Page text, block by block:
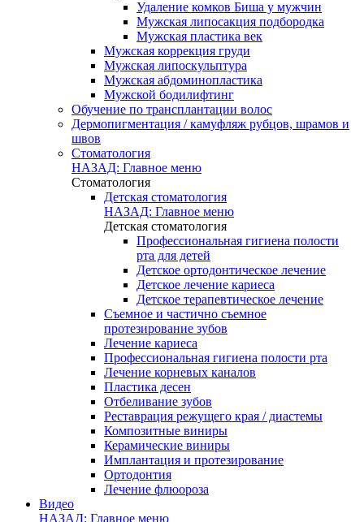
Удаление комков Биша у мужчин
Мужская липосакция подбородка
Мужская пластика век
Мужская коррекция груди
Мужская липоскульптура
Мужская абдоминопластика
Мужской бодилифтинг
Обучение по трансплантации волос
Дермопигментация / камуфляж рубцов, шрамов и
швов
Стоматология
НАЗАД: Главное меню
Стоматология
Детская стоматология
НАЗАД: Главное меню
Детская стоматология
Профессиональная гигиена полости
рта для детей
Детское ортодонтическое лечение
Детское лечение кариеса
Детское терапевтическое лечение
Съемное и частично съемное
протезирование зубов
Лечение кариеса
Профессиональная гигиена полости рта
Лечение корневых каналов
Пластика десен
Отбеливание зубов
Реставрация режущего края / диастемы
Композитные виниры
Керамические виниры
Имплантация и протезирование
Ортодонтия
Лечение флюороза
Видео
НАЗАД: Главное меню